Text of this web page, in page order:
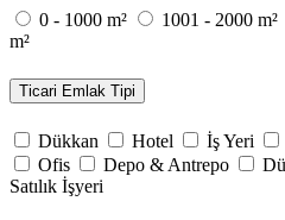
0 - 1000 m² 1001 - 2000 m²
m²
Ticari Emlak Tipi
Dükkan Hotel İş Yeri
Ofis
Depo & Antrepo
Satılık İşyeri